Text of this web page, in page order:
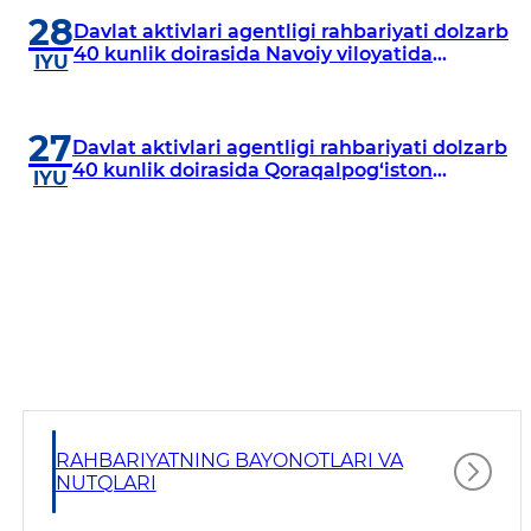
28
IYU
Davlat aktivlari agentligi rahbariyati dolzarb
40 kunlik doirasida Navoiy viloyatida
27
IYU
Davlat aktivlari agentligi rahbariyati dolzarb
40 kunlik doirasida Qoraqalpog‘iston
RAHBARIYATNING BAYONOTLARI VA
NUTQLARI